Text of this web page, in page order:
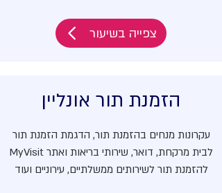
צפייה בשיעור
הזמנת תור אונליין
עקרונות מנחים בהזמנת תור, הדגמת הזמנת תור
לבית מרקחת, דואר, שירותי בריאות ואתר MyVisit
להזמנת תור לשירותים ממשלתיים, עירוניים ועוד